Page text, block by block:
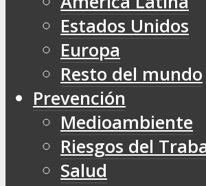
Estados Unidos
Europa
Resto del mundo
Prevención
Medioambiente
Riesgos del
Salud